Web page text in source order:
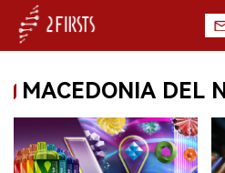
INICIO
EMPRESA
MACEDONIA DEL